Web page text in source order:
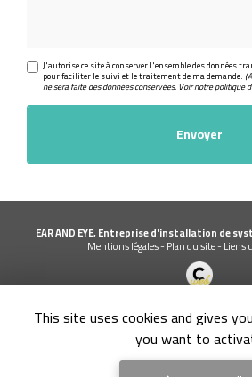
J'autorise ce site à conserver l'ensemble des données
pour faciliter le suivi et le traitement de ma demande.
ne sera faite des données conservées. Voir notrepolitique
EAR AND EYE, Entreprise d'installation de
Mentions légales-Plan du site-Liens
Demande de Devis
This site uses cookies and gives
you want to